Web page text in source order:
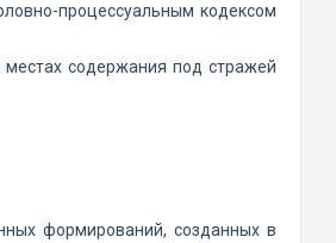
процессуальным кодексом
местах содержания под стражей
формирований, созданных в